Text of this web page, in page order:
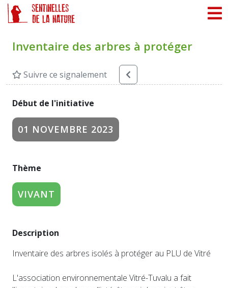
Inventaire des arbres à protéger
Suivre ce signalement
Début de l'initiative
01 NOVEMBRE 2023
Thème
VIVANT
Description
Inventaire des arbres isolés à protéger au PLU de Vitré
L'association environnementale Vitré-Tuvalu a fait
Panneau de gestion des cookies